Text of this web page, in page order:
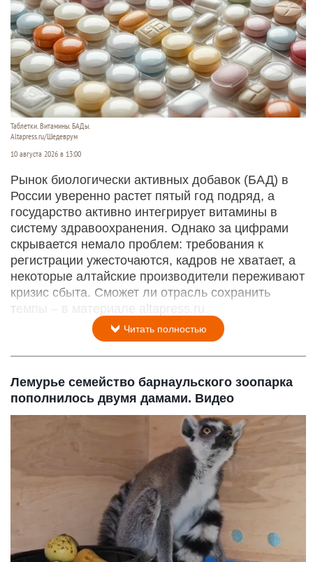
Таблетки. Витамины. БАДы.
Altapress.ru/Шедеврум
10 августа 2026 в 13:00
Рынок биологически активных добавок (БАД) в
России уверенно растет пятый год подряд, а
государство активно интегрирует витамины в
систему здравоохранения. Однако за цифрами
скрывается немало проблем: требования к
регистрации ужесточаются, кадров не хватает, а
некоторые алтайские производители переживают
кризис сбыта. Сможет ли отрасль сохранить
темпы – в материале altapress.ru.
Читать полностью
Лемурье семейство барнаульского зоопарка
пополнилось двумя дамами. Видео